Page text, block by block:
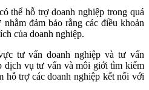
thể hỗ trợ doanh nghiệp trong quá
đảm bảo rằng các điều khoản
của doanh nghiệp.
tư vấn doanh nghiệp và tư vấn
dịch vụ tư vấn và môi giới tìm kiếm
hỗ trợ các doanh nghiệp kết nối với